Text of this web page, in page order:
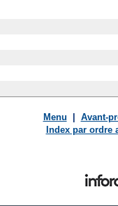
Menu
Avant-
Index par ordre